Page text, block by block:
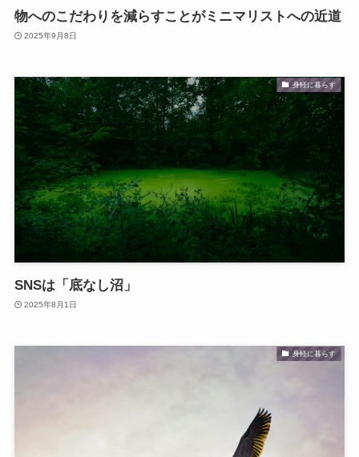
物へのこだわりを減らすことがミニマリストへの近道
2025年9月8日
身軽に暮らす
SNSは「底なし沼」
2025年8月1日
身軽に暮らす